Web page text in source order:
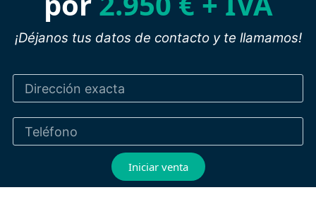
¡Déjanos tus datos de contacto y te llamamos!
Iniciar venta